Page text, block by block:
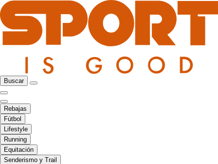
Buscar
Rebajas
Fútbol
Lifestyle
Running
Equitación
Senderismo y Trail